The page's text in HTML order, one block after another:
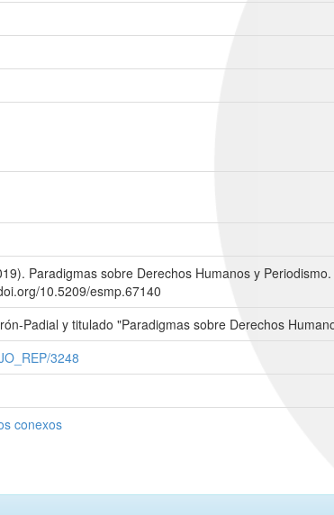
Paradigmas sobre Derechos Humanos y
10.5209/esmp.67140
Padial y titulado "Paradigmas sobre Derechos
3248
conexos